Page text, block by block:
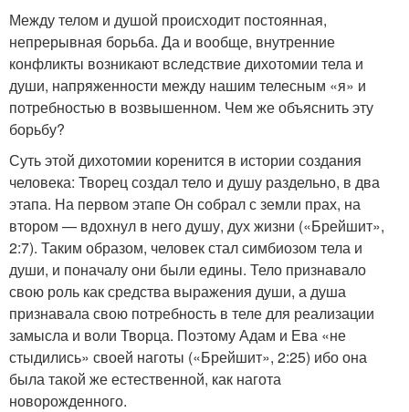
Между телом и душой происходит постоянная,
непрерывная борьба. Да и вообще, внутренние
конфликты возникают вследствие дихотомии тела и
души, напряженности между нашим телесным «я» и
потребностью в возвышенном. Чем же объяснить эту
борьбу?
Суть этой дихотомии коренится в истории создания
человека: Творец создал тело и душу раздельно, в два
этапа. На первом этапе Он собрал с земли прах, на
втором — вдохнул в него душу, дух жизни («Брейшит»,
2:7). Таким образом, человек стал симбиозом тела и
души, и поначалу они были едины. Тело признавало
свою роль как средства выражения души, а душа
признавала свою потребность в теле для реализации
замысла и воли Творца. Поэтому Адам и Ева «не
стыдились» своей наготы («Брейшит», 2:25) ибо она
была такой же естественной, как нагота
новорожденного.